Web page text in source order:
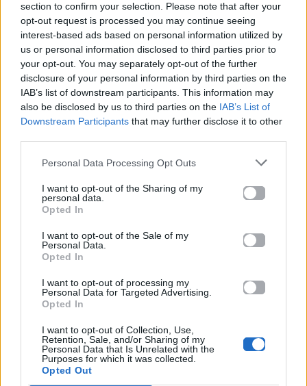
section to confirm your selection. Please note that after your
opt-out request is processed you may continue seeing
interest-based ads based on personal information utilized by
us or personal information disclosed to third parties prior to
your opt-out. You may separately opt-out of the further
disclosure of your personal information by third parties on the
IAB’s list of downstream participants. This information may
also be disclosed by us to third parties on the IAB’s List of
Downstream Participants that may further disclose it to other
Personal Data Processing Opt Outs
I want to opt-out of the Sharing of my
personal data.
Opted In
I want to opt-out of the Sale of my
Personal Data.
Opted In
I want to opt-out of processing my
Personal Data for Targeted Advertising.
Opted In
I want to opt-out of Collection, Use,
Retention, Sale, and/or Sharing of my
Personal Data that Is Unrelated with the
Purposes for which it was collected.
Opted Out
μέσα μου κενό
τι να αισθανθώ να σε συγχωρήσω
Με μια συγγνώμη, συγγνώμη μα δε γίνονται και
θαύματα
Με μια συγγνώμη, συγγνώμη μα δεν κλείνουν οι
πληγές
Πονάνε ακόμη τα σωθικά μου απ’ τα δικά σου
τραύματα
με μια συγγνώμη, συγγνώμη δε γιατρεύονται οι
Με χαράμισες, με τυράννησες
σ’ απαρνήθηκα κι ας διαλύθηκα
είπα το αντίο
μόνη περπατάω
Μέσα μου κενό
που πληγές μετράω
Με μια συγγνώμη, συγγνώμη μα δε γίνονται και